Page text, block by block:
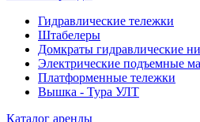
Гидравлические тележки
Штабелеры
Домкраты гидравлические
Электрические подъемные
Платформенные тележки
Вышка - Тура УЛТ
Каталог аренды